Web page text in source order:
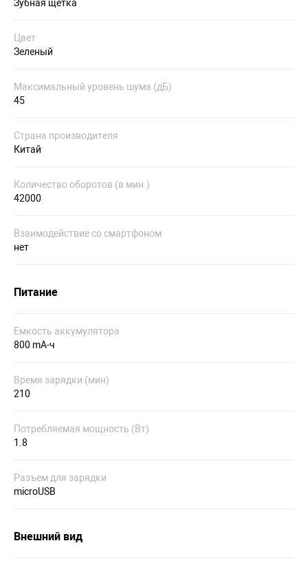
Зубная щетка
Цвет
Зеленый
Максимальный уровень шума (дБ)
45
Страна производителя
Китай
Количество оборотов (в мин.)
42000
Взаимодействие со смартфоном
нет
Питание
Емкость аккумулятора
800 mA-ч
Время зарядки (мин)
210
Потребляемая мощность (Вт)
1.8
Разъем для зарядки
microUSB
Внешний вид